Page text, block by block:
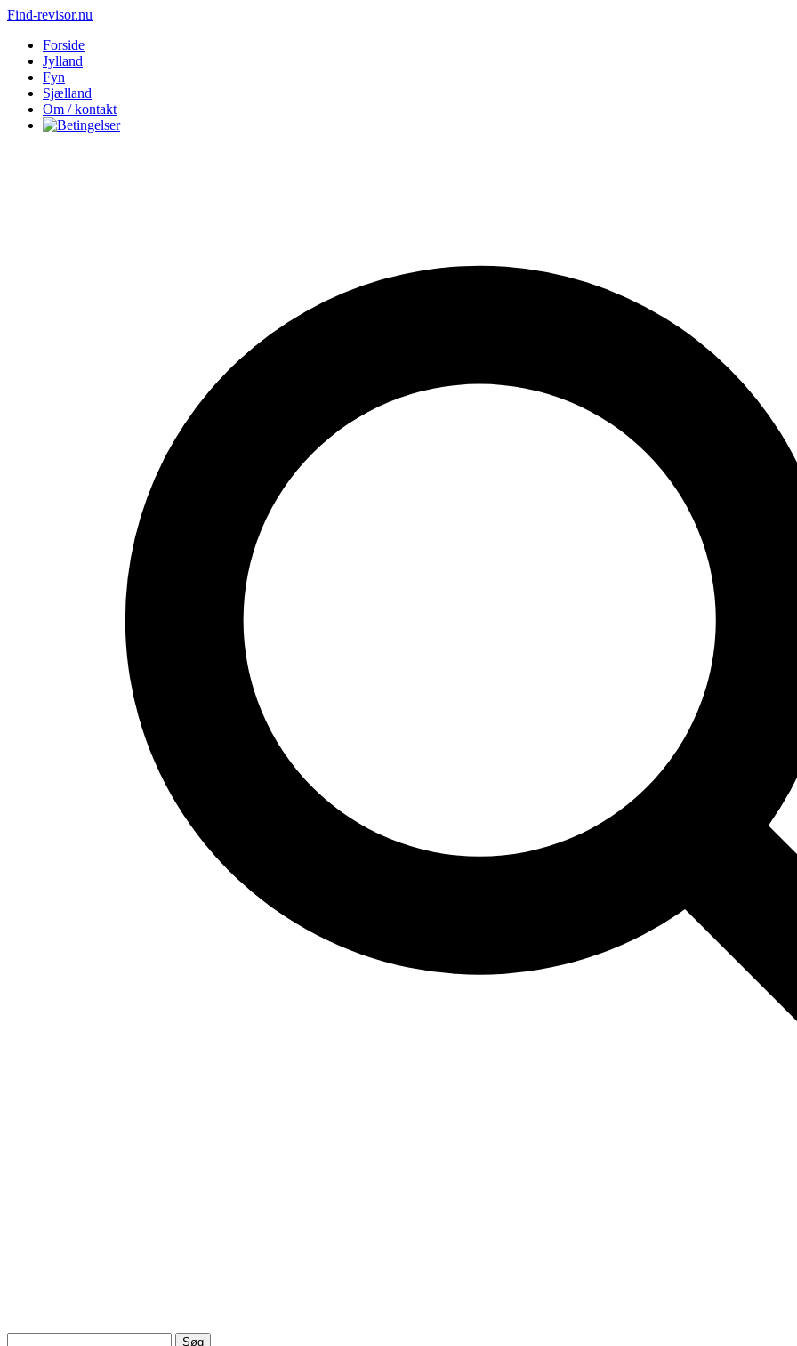
Find-revisor.nu
Forside
Jylland
Fyn
Sjælland
Om / kontakt